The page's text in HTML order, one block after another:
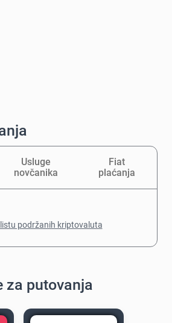
Usluge
novčanika
Fiat
plaćanja
podržanih kriptovaluta
za putovanja